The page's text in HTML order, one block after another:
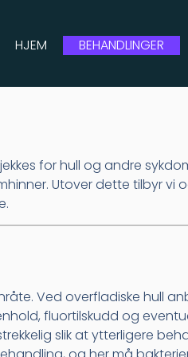
HJEM BEHANDLINGER
for hull og andre
Utover dette tilbyr vi
Ved overfladiske hull
fluortilskudd og
slik at ytterligere